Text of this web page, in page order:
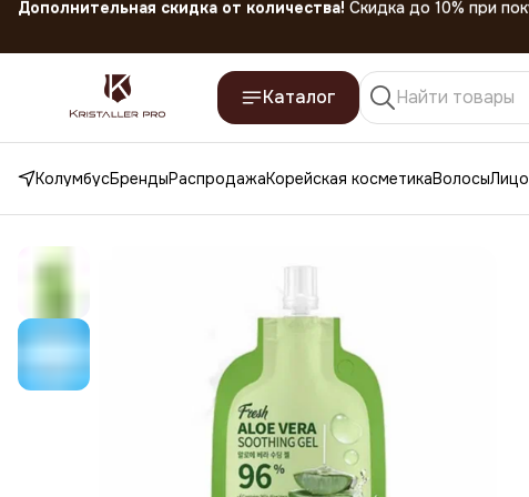
Каталог
КолумбусБрендыРаспродажаКорейская косметикаВолосыЛицо